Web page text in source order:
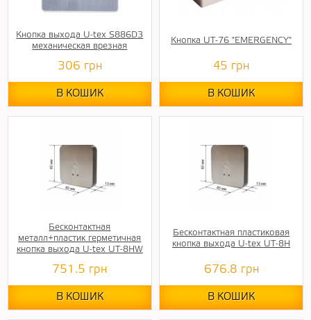
Кнопка выхода U-tex S886D3
механическая врезная
306 грн
В КОШИК
Кнопка UT-76 "EMERGENCY"
45 грн
В КОШИК
Бесконтактная
металл+пластик герметичная
кнопка выхода U-tex UT-8HW
751.5 грн
В КОШИК
Бесконтактная пластиковая
кнопка выхода U-tex UT-8H
676.8 грн
В КОШИК